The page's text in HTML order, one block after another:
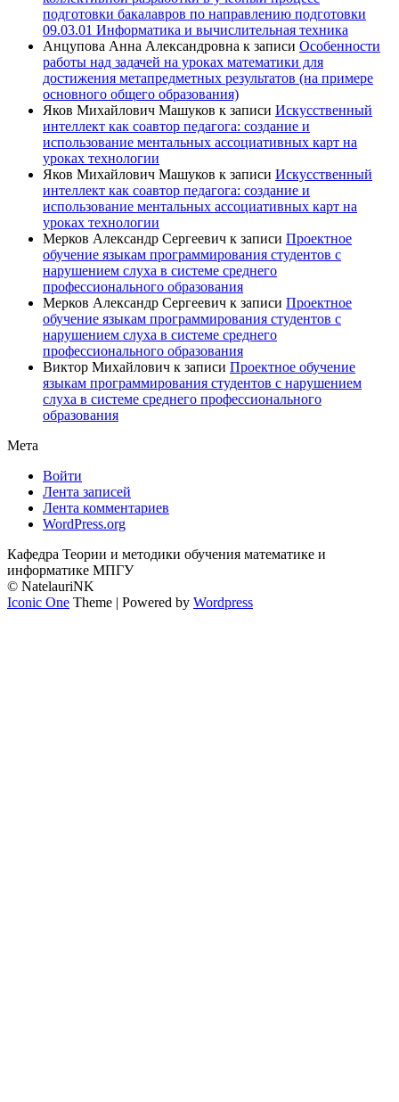
подготовки бакалавров по направлению подготовки
09.03.01 Информатика и вычислительная техника
Анцупова Анна Александровна к записи Особенности
работы над задачей на уроках математики для
достижения метапредметных результатов (на примере
основного общего образования)
Яков Михайлович Машуков к записи Искусственный
интеллект как соавтор педагога: создание и
использование ментальных ассоциативных карт на
уроках технологии
Яков Михайлович Машуков к записи Искусственный
интеллект как соавтор педагога: создание и
использование ментальных ассоциативных карт на
уроках технологии
Мерков Александр Сергеевич к записи Проектное
обучение языкам программирования студентов с
нарушением слуха в системе среднего
профессионального образования
Мерков Александр Сергеевич к записи Проектное
обучение языкам программирования студентов с
нарушением слуха в системе среднего
профессионального образования
Виктор Михайлович к записи Проектное обучение
языкам программирования студентов с нарушением
слуха в системе среднего профессионального
образования
Мета
Войти
Лента записей
Лента комментариев
WordPress.org
Кафедра Теории и методики обучения математике и
информатике МПГУ
© NatelauriNK
Iconic One Theme | Powered by Wordpress